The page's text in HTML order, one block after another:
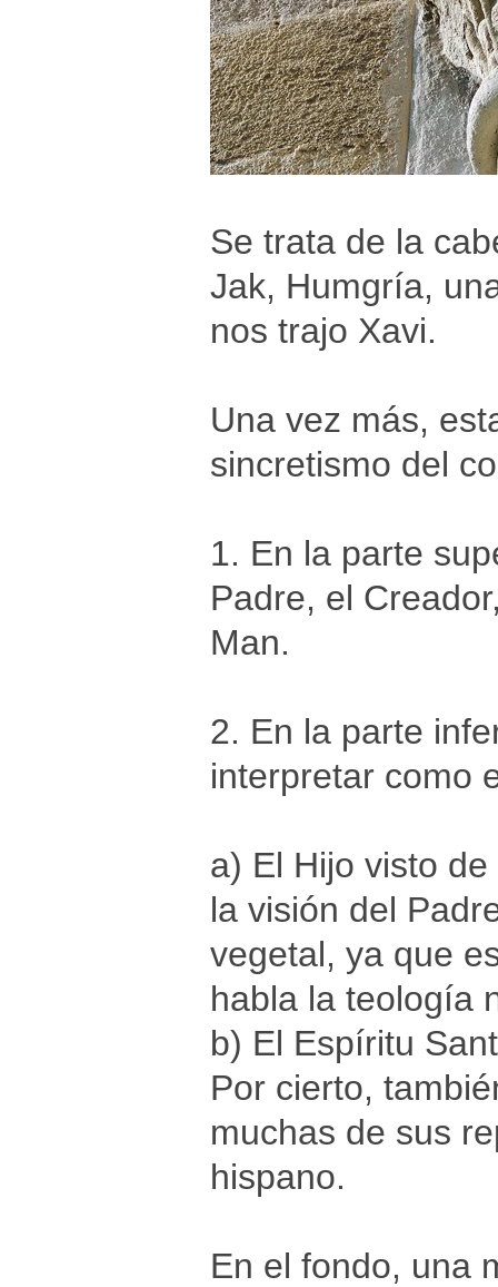
Se trata de la
Jak, Humgría,
nos trajo Xavi.
Una vez más,
sincretismo del
1. En la parte
Padre, el
Man.
2. En la parte
interpretar como
a) El Hijo visto
la visión del
vegetal, ya que
habla la teología
b) El Espíritu
Por cierto,
muchas de sus
hispano.
En el fondo, una